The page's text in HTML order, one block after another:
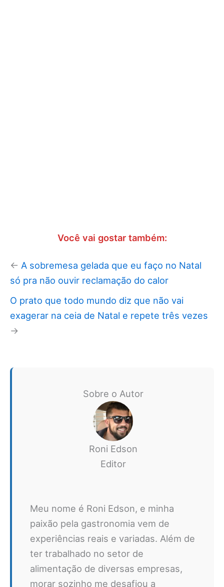
Você vai gostar também:
← A sobremesa gelada que eu faço no Natal
só pra não ouvir reclamação do calor
O prato que todo mundo diz que não vai
exagerar na ceia de Natal e repete três vezes
→
Sobre o Autor
Roni Edson
Editor
Meu nome é Roni Edson, e minha
paixão pela gastronomia vem de
experiências reais e variadas. Além de
ter trabalhado no setor de
alimentação de diversas empresas,
morar sozinho me desafiou a